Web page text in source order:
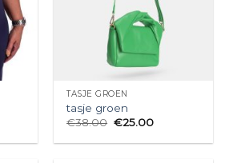
TASJE GROEN
tasje groen
€38.00 €25.00